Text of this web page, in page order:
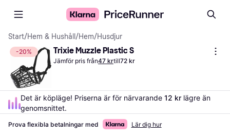
Start/Hem & Hushåll /Hem/Husdjur
-20% Trixie Muzzle Plastic S
Jämför pris från47 krtill72 kr
Det är köpläge! Priserna är för närvarande 12 kr lägre än
genomsnittet.
Prova flexibla betalningar med Lär dig hur